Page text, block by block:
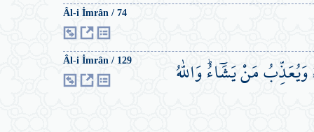
Âl-i İmrân / 74
Âl-i İmrân / 129 مَنْ يَشَٓاءُۜ وَاللّٰهُ